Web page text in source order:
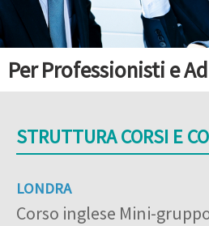
Per Professionisti e
STRUTTURA CORSI E
LONDRA
Corso inglese Mini-